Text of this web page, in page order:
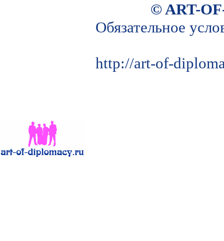
© ART-
Обязательное
http://art-of-